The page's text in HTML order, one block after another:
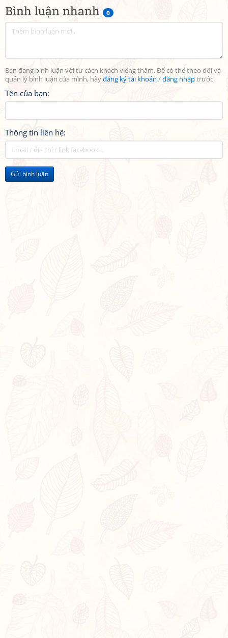
Bình luận nhanh 0
Bạn đang bình luận với tư cách khách viếng thăm. Để có thể theo dõi và
quản lý bình luận của mình, hãyđăng ký tài khoản /đăng nhậptrước.
Tên của bạn:
Thông tin liên hệ:
Gửi bình luận